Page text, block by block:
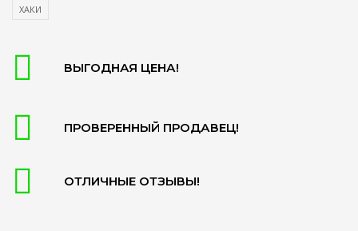
ХАКИ
ВЫГОДНАЯ ЦЕНА!
ПРОВЕРЕННЫЙ ПРОДАВЕЦ!
ОТЛИЧНЫЕ ОТЗЫВЫ!